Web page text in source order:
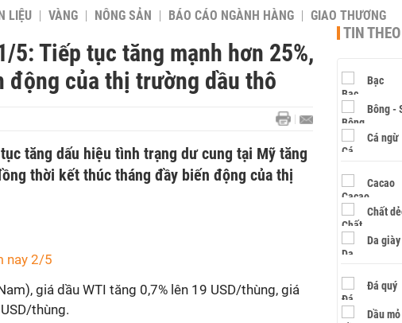
LIỆU VÀNG NÔNG SẢN BÁO CÁO NGÀNH HÀNG GIAO THƯƠNG
5: Tiếp tục tăng mạnh hơn 25%,
động của thị trường dầu thô
tăng dấu hiệu tình trạng dư cung tại Mỹ tăng
thời kết thúc tháng đầy biến động của thị
nay 2/5
giá dầu WTI tăng 0,7% lên 19 USD/thùng, giá
thùng.
TIN
Bạc
Bông -
Cá ngừ
Cacao
Chất
Da giày
Đá quý
Dầu mỏ